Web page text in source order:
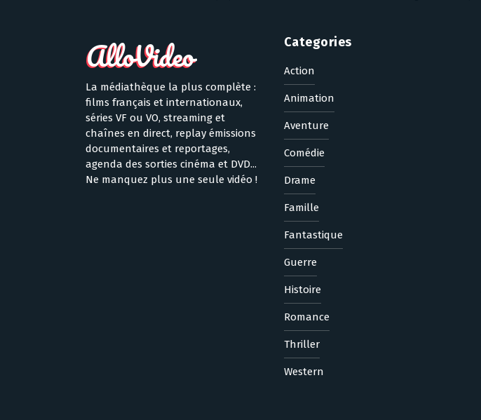
La médiathèque la plus complète :
films français et internationaux,
séries VF ou VO, streaming et
chaînes en direct, replay émissions
documentaires et reportages,
agenda des sorties cinéma et DVD...
Ne manquez plus une seule vidéo !
Categories
Action
Animation
Aventure
Comédie
Drame
Famille
Fantastique
Guerre
Histoire
Romance
Thriller
Western